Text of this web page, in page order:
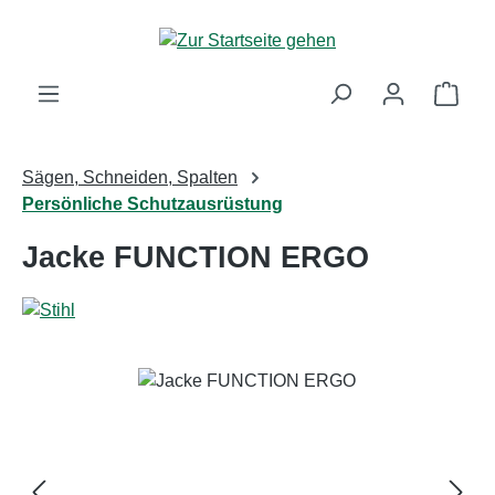
Zum Hauptinhalt springen
Sägen, Schneiden, Spalten
Persönliche Schutzausrüstung
Jacke FUNCTION ERGO
Bildergalerie überspringen